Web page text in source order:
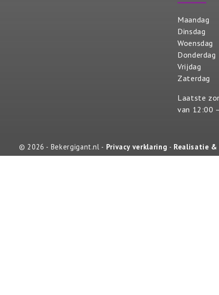
Maandag
Dinsdag
Woensdag
Donderdag
Vrijdag
Zaterdag
Laatste
van 12:00
© 2026 - Bekergigant.nl - Privacy verklaring - Realisatie